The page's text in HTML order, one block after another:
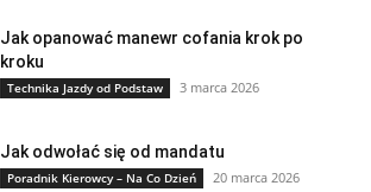
Jak opanować manewr cofania krok po
kroku
Technika Jazdy od Podstaw 3 marca 2026
Jak odwołać się od mandatu
Poradnik Kierowcy – Na Co Dzień 20 marca 2026